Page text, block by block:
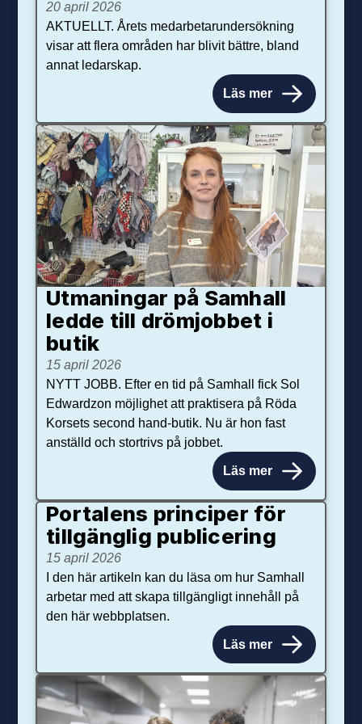
20 april 2026
AKTUELLT. Årets medarbetarundersökning
visar att flera områden har blivit bättre, bland
annat ledarskap.
Läs mer
Utmaningar på Sam­hall
ledde till dröm­jobbet i
butik
15 april 2026
NYTT JOBB. Efter en tid på Samhall fick Sol
Edwardzon möjlighet att praktisera på Röda
Korsets second hand-butik. Nu är hon fast
anställd och stortrivs på jobbet.
Läs mer
Portalens principer för
tillgänglig publicering
15 april 2026
I den här artikeln kan du läsa om hur Samhall
arbetar med att skapa tillgängligt innehåll på
den här webbplatsen.
Läs mer